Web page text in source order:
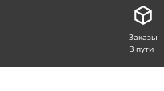
Заказы
В пути